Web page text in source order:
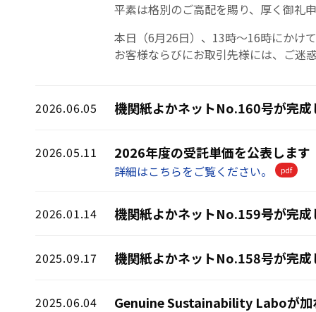
平素は格別のご高配を賜り、厚く御礼
本日（6月26日）、13時～16時にかけ
お客様ならびにお取引先様には、ご迷
2026.06.05 機関紙よかネットNo.160号が完成
2026.05.11 2026年度の受託単価を公表します
詳細はこちらをご覧ください。
2026.01.14 機関紙よかネットNo.159号が完成
2025.09.17 機関紙よかネットNo.158号が完成
2025.06.04 Genuine Sustainability Laboが加